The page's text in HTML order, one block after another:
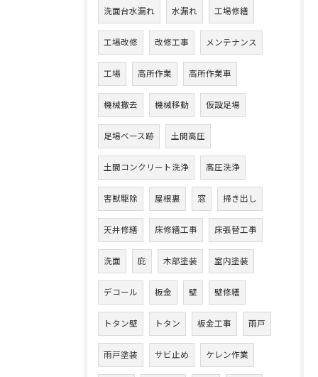
洗面台水漏れ 水漏れ 工場修繕
工場改修 改修工事 メンテナンス
工場 高所作業 高所作業車
機械撤去 機械移動 仮設足場
足場ベース跡 土間高圧
土間コンクリート洗浄 高圧洗浄
害獣駆除 屋根裏 窓 掃き出し
天井修繕 床修繕工事 床張替工事
洗面 庇 木部塗装 室内塗装
デコール 板金 壁 壁修繕
トタン壁 トタン 板金工事 雨戸
雨戸塗装 サビ止め ケレン作業